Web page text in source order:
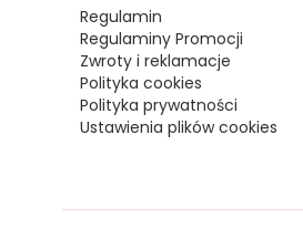
Regulamin
Regulaminy Promocji
Zwroty i reklamacje
Polityka cookies
Polityka prywatności
Ustawienia plików cookies